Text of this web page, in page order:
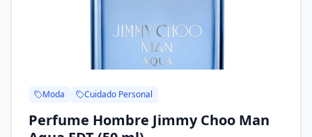
Moda Cuidado Personal
Perfume Hombre Jimmy Choo Man